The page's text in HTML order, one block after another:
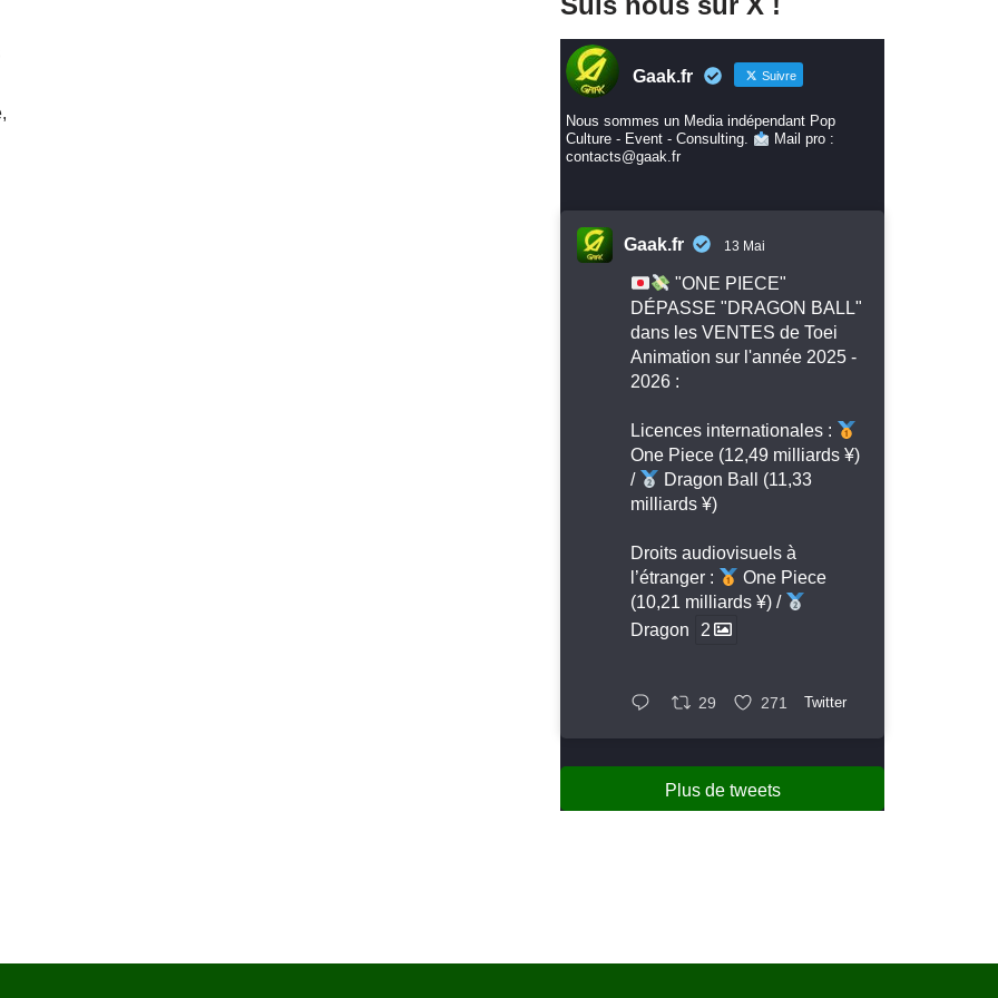
Gaak.fr Suivre
Nous sommes un Media indépendant Pop
Culture - Event - Consulting.
Mail pro :
contacts@gaak.fr
Gaak.fr 13 Mai
"ONE PIECE"
DÉPASSE "DRAGON BALL"
dans les VENTES de Toei
Animation sur l'année 2025 -
2026 :
Licences internationales :
One Piece (12,49 milliards ¥)
/
Dragon Ball (11,33
milliards ¥)
Droits audiovisuels à
l’étranger :
One Piece
(10,21 milliards ¥) /
Dragon
2
29 271 Twitter
Plus de tweets